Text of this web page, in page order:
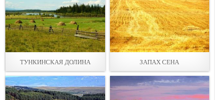
ТУНКИНСКАЯ ДОЛИНА ЗАПАХ СЕНА